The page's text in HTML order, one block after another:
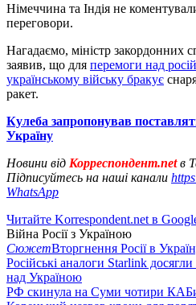
Німеччина та Індія не
переговори.
Нагадаємо, міністр закордонних
заявив, що для перемоги над
українському війську бракує
ракет.
Кулеба запропонував
Україну
Новини від Корреспондент.netв
Підписуйтесь на наші канали
WhatsApp
Читайте Korrespondent.net в
Війна Росії з Україною
СюжетВторгнення Росії в
Російські аналоги Starlink
над Україною
РФ скинула на Суми чотири